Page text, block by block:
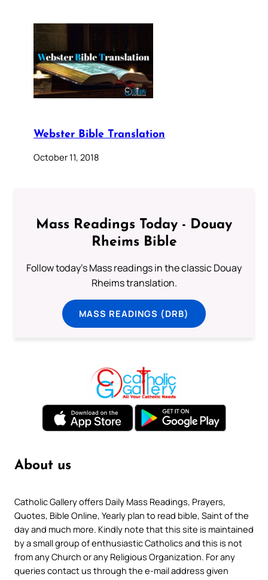
Webster Bible Translation
October 11, 2018
Mass Readings Today - Douay
Rheims Bible
Follow today's Mass readings in the classic Douay
Rheims translation.
MASS READINGS (DRB)
About us
Catholic Gallery offers Daily Mass Readings, Prayers,
Quotes, Bible Online, Yearly plan to read bible, Saint of the
day and much more. Kindly note that this site is maintained
by a small group of enthusiastic Catholics and this is not
from any Church or any Religious Organization. For any
queries contact us through the e-mail address given